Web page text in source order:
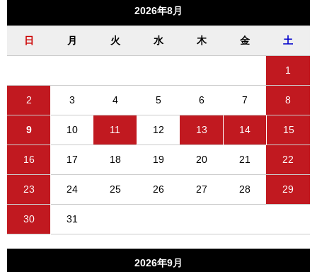
2026年8月
日 月 火 水 木 金 土
1
2 3 4 5 6 7 8
9 10 11 12 13 14 15
16 17 18 19 20 21 22
23 24 25 26 27 28 29
30 31
2026年9月